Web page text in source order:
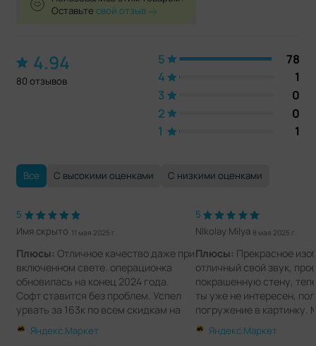
Оставьтесвой отзыв
4.94
80 отзывов
5
78
4
1
3
0
2
0
1
1
Все С высокими оценками С низкими оценками
5
Имя скрыто 11 мая 2025 г.
Плюсы: Отличное качество даже при
включенном свете. операционка
обновилась на конец 2024 года.
Софт ставится без проблем. Успел
урвать за 163к по всем скидкам на
майские. Дороже 170к брать смысла
нет.
Яндекс.Маркет
5
NIkolay Milya 8 мая 2025 г.
Плюсы: Прекрасное
отличный свой звук,
покрашенную стену,
ты уже не интересен,
погружение в картинку.
установить любые
прочее, не требует
Яндекс.Маркет